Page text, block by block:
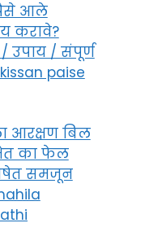
आले
करावे?
उपाय / संपूर्ण
paise
आरक्षण बिल
का फेल
समजून